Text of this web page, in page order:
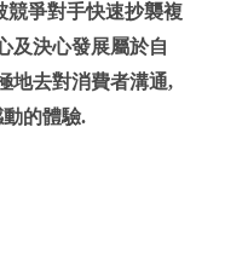
競爭對手快速抄襲複
及決心發展屬於自
地去對消費者溝通,
動的體驗.